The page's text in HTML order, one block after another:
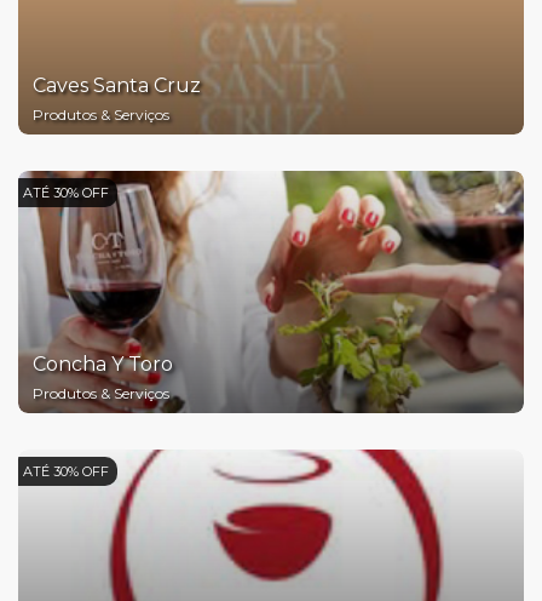
Caves Santa Cruz
Produtos & Serviços
ATÉ 30% OFF
Concha Y Toro
Produtos & Serviços
ATÉ 30% OFF